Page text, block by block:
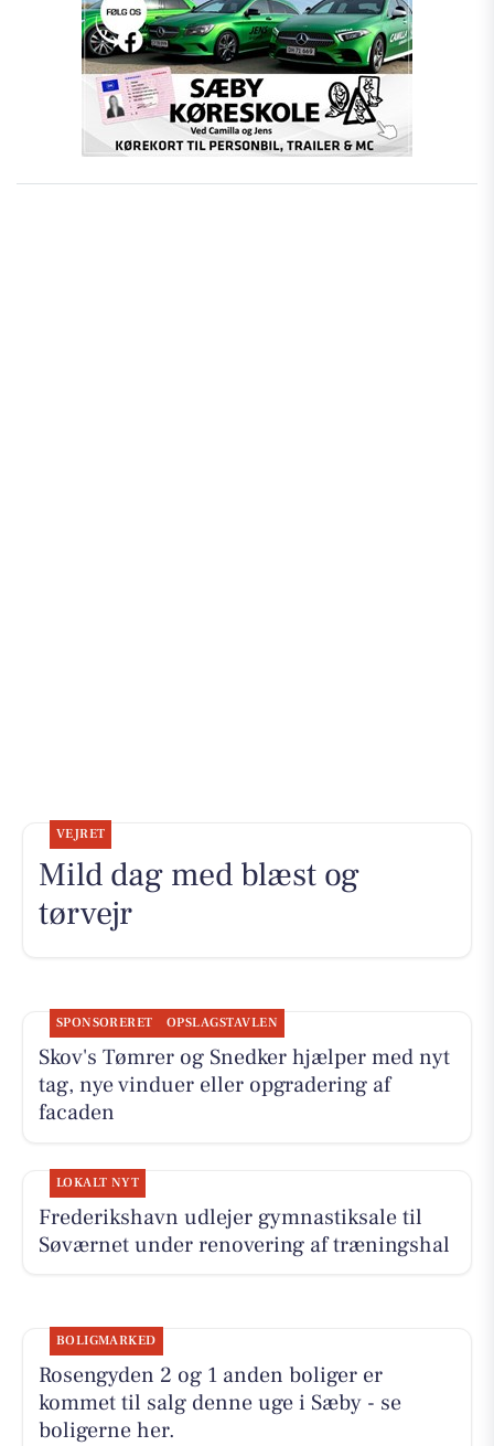
VEJRET
Mild dag med blæst og
tørvejr
SPONSORERET OPSLAGSTAVLEN
Skov's Tømrer og Snedker hjælper med nyt
tag, nye vinduer eller opgradering af
facaden
LOKALT NYT
Frederikshavn udlejer gymnastiksale til
Søværnet under renovering af træningshal
BOLIGMARKED
Rosengyden 2 og 1 anden boliger er
kommet til salg denne uge i Sæby - se
boligerne her.